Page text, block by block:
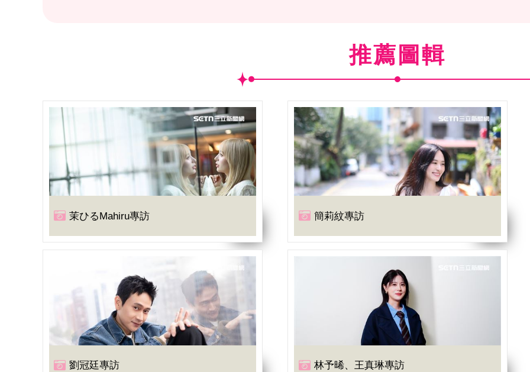
推薦圖輯
茉ひるMahiru專訪 簡莉紋專訪
劉冠廷專訪 林予晞、王真琳專訪